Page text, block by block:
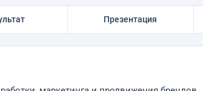
Презентация